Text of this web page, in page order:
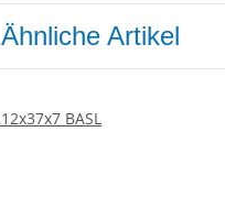
Ähnliche Artikel